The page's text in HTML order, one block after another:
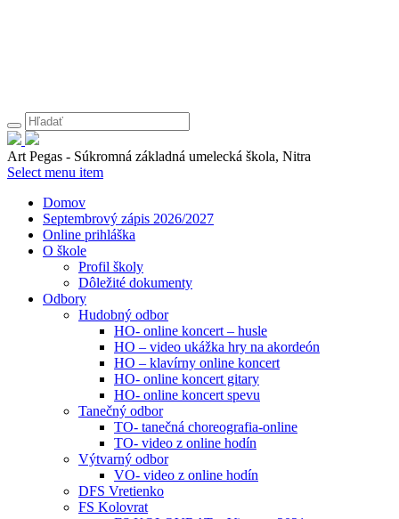
Art Pegas - Súkromná základná umelecká škola, Nitra
Select menu item
Domov
Septembrový zápis 2026/2027
Online prihláška
O škole
Profil školy
Dôležité dokumenty
Odbory
Hudobný odbor
HO- online koncert – husle
HO – video ukážka hry na akordeón
HO – klavírny online koncert
HO- online koncert gitary
HO- online koncert spevu
Tanečný odbor
TO- tanečná choreografia-online
TO- video z online hodín
Výtvarný odbor
VO- video z online hodín
DFS Vretienko
FS Kolovrat